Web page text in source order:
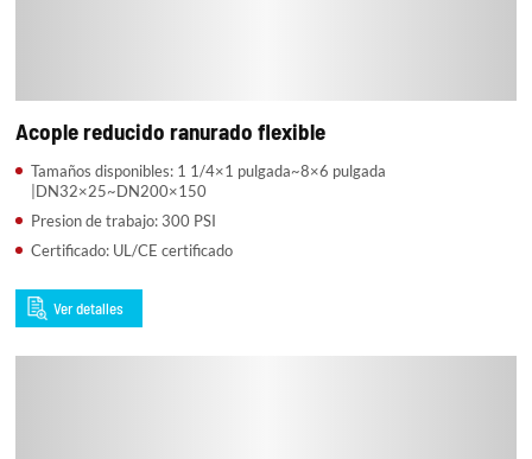
Acople reducido ranurado flexible
Tamaños disponibles: 1 1/4×1 pulgada~8×6 pulgada
|DN32×25~DN200×150
Presion de trabajo: 300 PSI
Certificado: UL/CE certificado
Ver detalles